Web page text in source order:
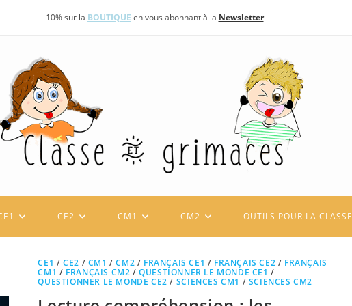
-10% sur la BOUTIQUE en vous abonnant à la Newsletter
CE2 CM1 CM2 OUTILS POUR LA CLASSE
CE1 /CE2 / CM1 /CM2 / FRANÇAIS CE1 / FRANÇAIS CE2 / FRANÇAIS
CM1 / FRANÇAIS CM2 /QUESTIONNER LE MONDE CE1 /
QUESTIONNER LE MONDE CE2 / SCIENCES CM1 / SCIENCES CM2